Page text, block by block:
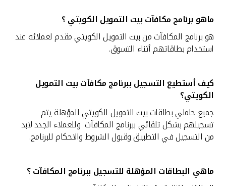
القنوات المصرفية
أدوات وخدمات
اتصل بنا
مواقع الفروع وأجهزة الصرف الآلي
ألمانيا
ماهو برنامج مكافآت بيت التمويل الكويتي ؟
هو برنامج المكافآت من بيت التمويل الكويتي مقدم لعملائه عند
استخدام بطاقاتهم أثناء التسوق.
كيف أستطيع التسجيل ببرنامج مكافآت بيت التمويل
الكويتي؟
جميع حاملي بطاقات بيت التمويل الكويتي المؤهلة يتم
تسجيلهم بشكل تلقائي ببرنامج المكافآت وللعملاء الجدد لابد
من التسجيل في التطبيق وقبول الشروط والاحكام للبرنامج.
ماهي البطاقات المؤهلة للتسجيل ببرنامج المكافآت ؟